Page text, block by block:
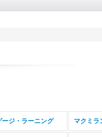
ージ・ラーニング